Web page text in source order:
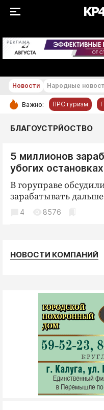
РЕКЛАМА
РУБРИКИ
Новости
Народные
Культура
Погода
Праздники
Происшествия
Спорт
Экономика и
ПРОЕКТЫ
Новости Народные
Важно: ПРОтуризм
БЛАГОУСТРЙОСТВО
5 миллионов
убогих остановках
В горуправе
зарабатывать
4 8576
НОВОСТИ КОМПАНИЙ